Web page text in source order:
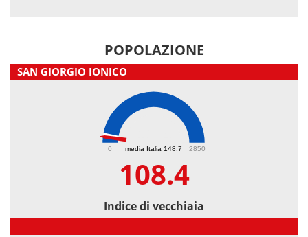
POPOLAZIONE
SAN GIORGIO IONICO
media Italia 148.7
0 2850
108.4
Indice di vecchiaia